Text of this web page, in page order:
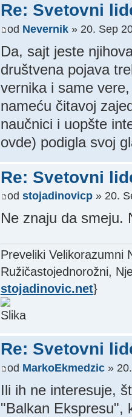
Re: Svetovni
od Nevernik» 20. Sep
Da, sajt jeste
društvena pojava
vernika i same
nameću čitavoj
naučnici i uopšte
ovde) podigla svoj
Re: Svetovni
od stojadinovicp» 20.
Ne znaju da smeju.
Preveliki Velikorazumni
Ružičastojednorožni,
stojadinovic.net}
Re: Svetovni
od MarkoEkmedzic»
Ili ih ne interesuje,
"Balkan Ekspresu",